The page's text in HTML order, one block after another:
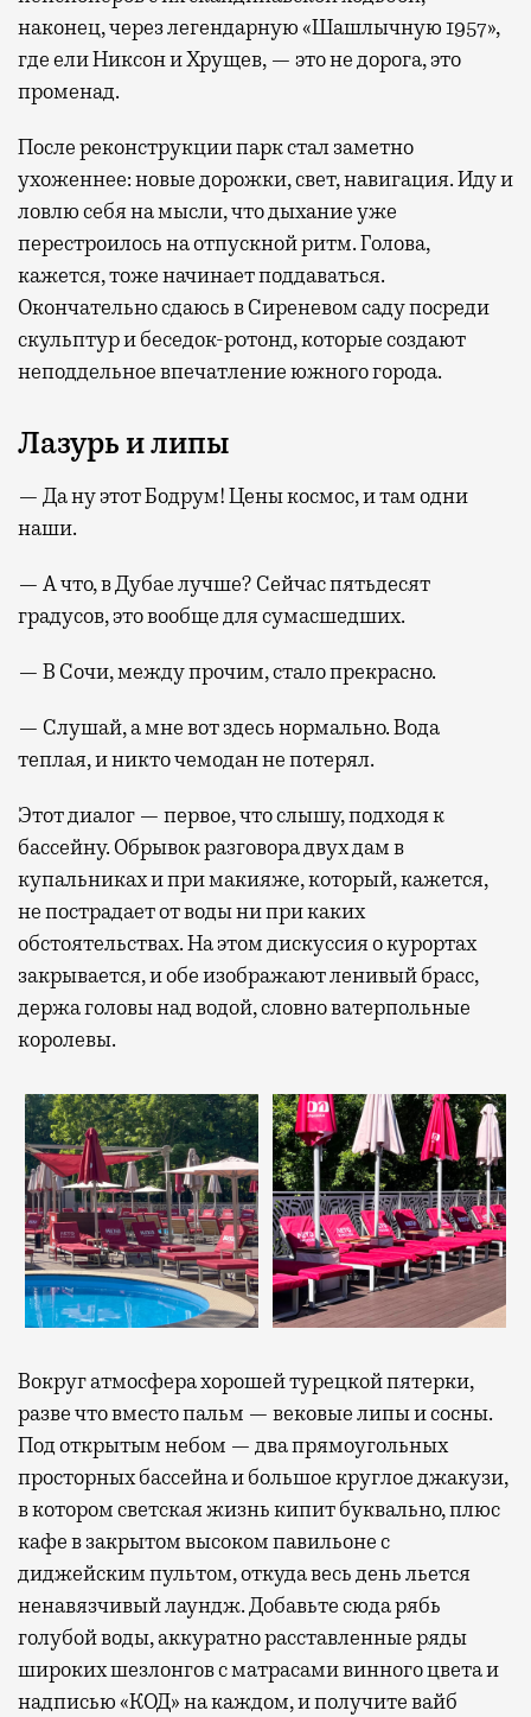
наконец, через легендарную «Шашлычную 1957»,
где ели Никсон и Хрущев, — это не дорога, это
променад.
После реконструкции парк стал заметно
ухоженнее: новые дорожки, свет, навигация. Иду и
ловлю себя на мысли, что дыхание уже
перестроилось на отпускной ритм. Голова,
кажется, тоже начинает поддаваться.
Окончательно сдаюсь в Сиреневом саду посреди
скульптур и беседок-ротонд, которые создают
неподдельное впечатление южного города.
Лазурь и липы
— Да ну этот Бодрум! Цены космос, и там одни
наши.
— А что, в Дубае лучше? Сейчас пятьдесят
градусов, это вообще для сумасшедших.
— В Сочи, между прочим, стало прекрасно.
— Слушай, а мне вот здесь нормально. Вода
теплая, и никто чемодан не потерял.
Этот диалог — первое, что слышу, подходя к
бассейну. Обрывок разговора двух дам в
купальниках и при макияже, который, кажется,
не пострадает от воды ни при каких
обстоятельствах. На этом дискуссия о курортах
закрывается, и обе изображают ленивый брасс,
держа головы над водой, словно ватерпольные
королевы.
Вокруг атмосфера хорошей турецкой пятерки,
разве что вместо пальм — вековые липы и сосны.
Под открытым небом — два прямоугольных
просторных бассейна и большое круглое джакузи,
в котором светская жизнь кипит буквально, плюс
кафе в закрытом высоком павильоне с
диджейским пультом, откуда весь день льется
ненавязчивый лаундж. Добавьте сюда рябь
голубой воды, аккуратно расставленные ряды
широких шезлонгов с матрасами винного цвета и
надписью «КОД» на каждом, и получите вайб